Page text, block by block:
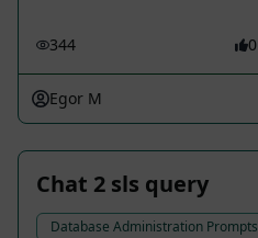
344 0
Egor M
Chat 2 sls query
Database Administration Prompts